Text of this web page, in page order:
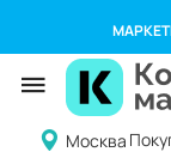
Москва